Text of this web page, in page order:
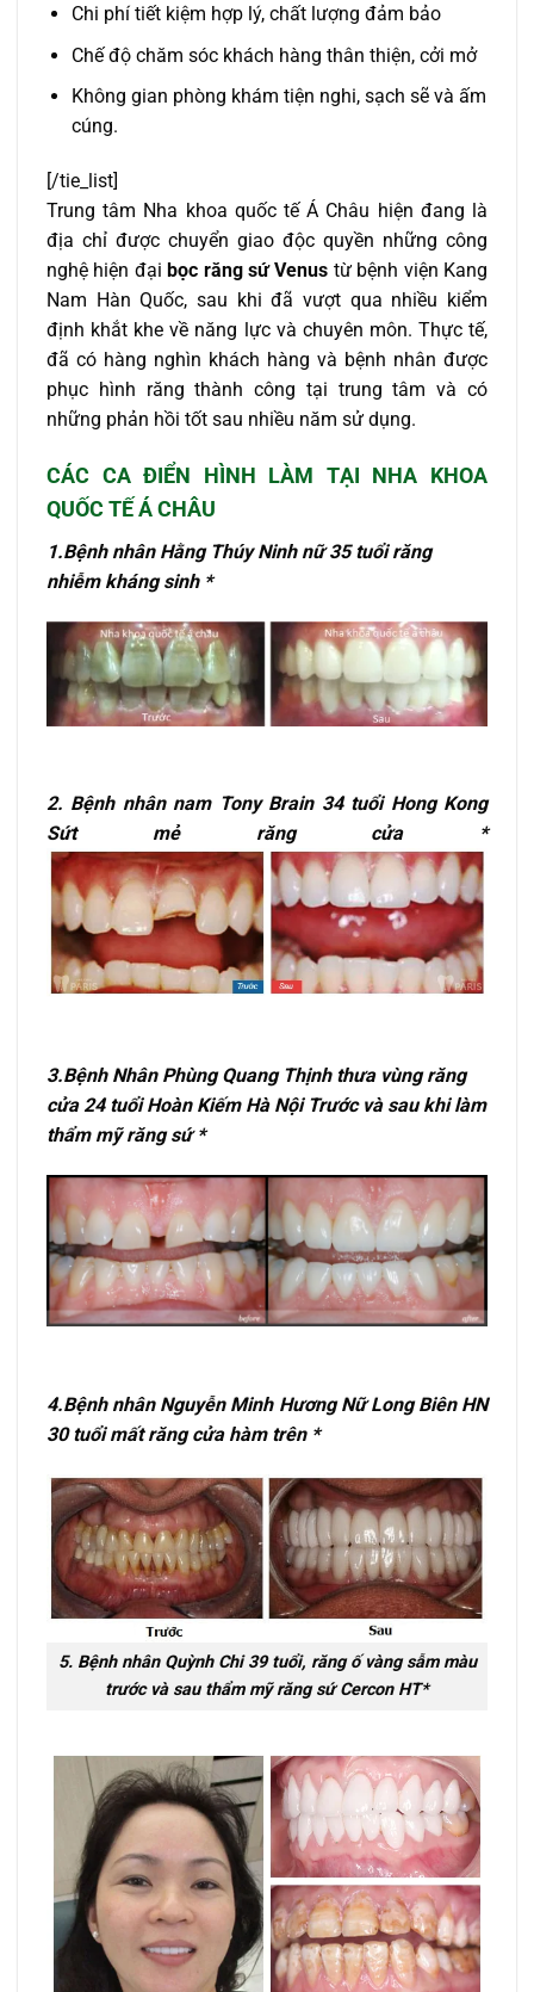
Chi phí tiết kiệm hợp lý, chất lượng đảm bảo
Chế độ chăm sóc khách hàng thân thiện, cởi mở
Không gian phòng khám tiện nghi, sạch sẽ và ấm
cúng.
[/tie_list]
Trung tâm Nha khoa quốc tế Á Châu hiện đang là
địa chỉ được chuyển giao độc quyền những công
nghệ hiện đạibọc răng sứ Venus từ bệnh viện Kang
Nam Hàn Quốc, sau khi đã vượt qua nhiều kiểm
định khắt khe về năng lực và chuyên môn. Thực tế,
đã có hàng nghìn khách hàng và bệnh nhân được
phục hình răng thành công tại trung tâm và có
những phản hồi tốt sau nhiều năm sử dụng.
CÁC CA ĐIỂN HÌNH LÀM TẠI NHA KHOA
QUỐC TẾ Á CHÂU
1.Bệnh nhân Hằng Thúy Ninh nữ 35 tuổi răng
nhiễm kháng sinh *
2. Bệnh nhân nam Tony Brain 34 tuổi Hong Kong
Sứt mẻ răng cửa *
3.Bệnh Nhân Phùng Quang Thịnh thưa vùng răng
cửa 24 tuổi Hoàn Kiếm Hà Nội Trước và sau khi làm
thẩm mỹ răng sứ *
4.Bệnh nhân Nguyễn Minh Hương Nữ Long Biên HN
30 tuổi mất răng cửa hàm trên *
5. Bệnh nhân Quỳnh Chi 39 tuổi, răng ố vàng sẫm màu
trước và sau thẩm mỹ răng sứ Cercon HT*